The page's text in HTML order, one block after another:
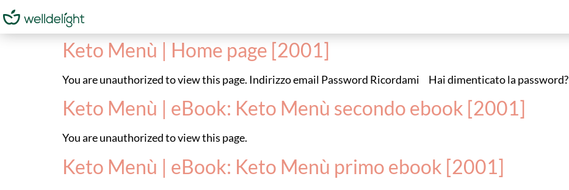
Keto Menù | Home page [2001]
You are unauthorized to view this page. Indirizzo email Password Ricordami Hai dimenticato la password?
Keto Menù | eBook: Keto Menù secondo ebook [2001]
You are unauthorized to view this page.
Keto Menù | eBook: Keto Menù primo ebook [2001]